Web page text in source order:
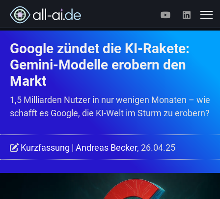
Google zündet die KI-Rakete:
Gemini-Modelle erobern den
Markt
1,5 Milliarden Nutzer in nur wenigen Monaten – wie
schafft es Google, die KI-Welt im Sturm zu erobern?
Kurzfassung | Andreas Becker, 26.04.25